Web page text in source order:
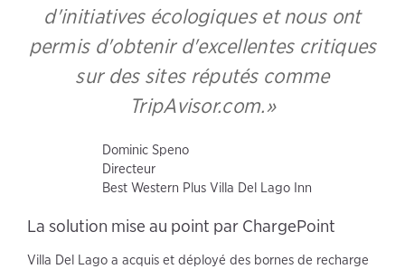
d'initiatives écologiques et nous ont
permis d'obtenir d'excellentes critiques
sur des sites réputés comme
TripAvisor.com.
Dominic Speno
Directeur
Best Western Plus Villa Del Lago Inn
La solution mise au point par ChargePoint
Villa Del Lago a acquis et déployé des bornes de recharge